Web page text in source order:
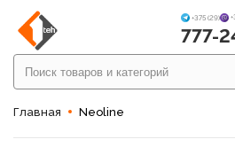
+375 (29)
777-
Главная Neoline